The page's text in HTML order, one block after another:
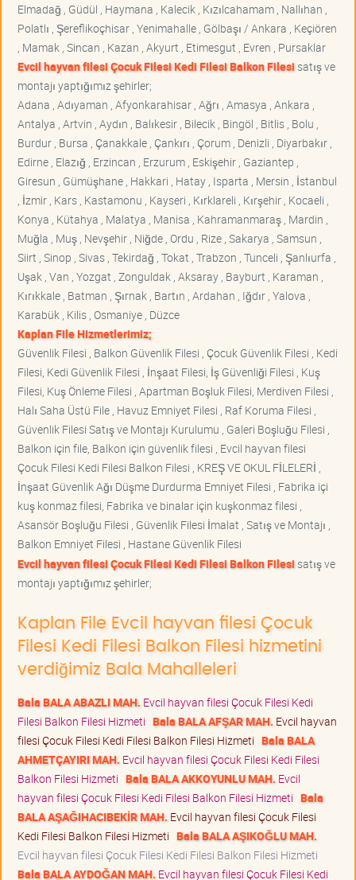
Elmadağ , Güdül , Haymana , Kalecik , Kızılcahamam , Nallıhan ,
Polatlı , Şereflikoçhisar , Yenimahalle , Gölbaşı / Ankara , Keçiören
, Mamak , Sincan , Kazan , Akyurt , Etimesgut , Evren , Pursaklar
Evcil hayvan filesi Çocuk Filesi Kedi Filesi Balkon Filesisatış ve
montajı yaptığımız şehirler;
Adana , Adıyaman , Afyonkarahisar , Ağrı , Amasya , Ankara ,
Antalya , Artvin , Aydın , Balıkesir , Bilecik , Bingöl , Bitlis , Bolu ,
Burdur , Bursa , Çanakkale , Çankırı , Çorum , Denizli , Diyarbakır ,
Edirne , Elazığ , Erzincan , Erzurum , Eskişehir , Gaziantep ,
Giresun , Gümüşhane , Hakkari , Hatay , Isparta , Mersin , İstanbul
, İzmir , Kars , Kastamonu , Kayseri , Kırklareli , Kırşehir , Kocaeli ,
Konya , Kütahya , Malatya , Manisa , Kahramanmaraş , Mardin ,
Muğla , Muş , Nevşehir , Niğde , Ordu , Rize , Sakarya , Samsun ,
Siirt , Sinop , Sivas , Tekirdağ , Tokat , Trabzon , Tunceli , Şanlıurfa ,
Uşak , Van , Yozgat , Zonguldak , Aksaray , Bayburt , Karaman ,
Kırıkkale , Batman , Şırnak , Bartın , Ardahan , Iğdır , Yalova ,
Karabük , Kilis , Osmaniye , Düzce
Kaplan File Hizmetlerimiz;
Güvenlik Filesi , Balkon Güvenlik Filesi , Çocuk Güvenlik Filesi , Kedi
Filesi, Kedi Güvenlik Filesi , İnşaat Filesi, İş Güvenliği Filesi , Kuş
Filesi, Kuş Önleme Filesi , Apartman Boşluk Filesi, Merdiven Filesi ,
Halı Saha Üstü File , Havuz Emniyet Filesi , Raf Koruma Filesi ,
Güvenlik Filesi Satış ve Montajı Kurulumu , Galeri Boşluğu Filesi ,
Balkon için file, Balkon için güvenlik filesi , Evcil hayvan filesi
Çocuk Filesi Kedi Filesi Balkon Filesi , KREŞ VE OKUL FİLELERİ ,
İnşaat Güvenlik Ağı Düşme Durdurma Emniyet Filesi , Fabrika içi
kuş konmaz filesi, Fabrika ve binalar için kuşkonmaz filesi ,
Asansör Boşluğu Filesi , Güvenlik Filesi İmalat , Satış ve Montajı ,
Balkon Emniyet Filesi , Hastane Güvenlik Filesi
Evcil hayvan filesi Çocuk Filesi Kedi Filesi Balkon Filesisatış ve
montajı yaptığımız şehirler;
Kaplan File Evcil hayvan filesi Çocuk
Filesi Kedi Filesi Balkon Filesi hizmetini
verdiğimiz Bala Mahalleleri
Bala BALA ABAZLI MAH. Evcil hayvan filesi Çocuk Filesi Kedi
Filesi Balkon Filesi Hizmeti Bala BALA AFŞAR MAH. Evcil hayvan
filesi Çocuk Filesi Kedi Filesi Balkon Filesi Hizmeti Bala BALA
AHMETÇAYIRI MAH. Evcil hayvan filesi Çocuk Filesi Kedi Filesi
Balkon Filesi Hizmeti Bala BALA AKKOYUNLU MAH. Evcil
hayvan filesi Çocuk Filesi Kedi Filesi Balkon Filesi Hizmeti Bala
BALA AŞAĞIHACIBEKİR MAH. Evcil hayvan filesi Çocuk Filesi
Kedi Filesi Balkon Filesi Hizmeti Bala BALA AŞIKOĞLU MAH.
Evcil hayvan filesi Çocuk Filesi Kedi Filesi Balkon Filesi Hizmeti
Bala BALA AYDOĞAN MAH. Evcil hayvan filesi Çocuk Filesi Kedi